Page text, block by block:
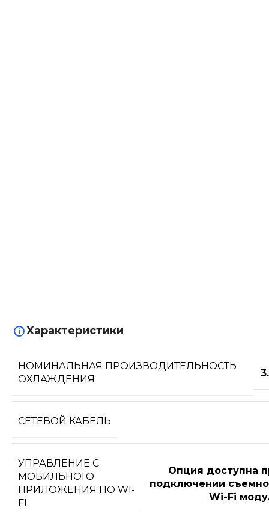
Характеристики
НОМИНАЛЬНАЯ ПРОИЗВОДИТЕЛЬНОСТЬ
ОХЛАЖДЕНИЯ
СЕТЕВОЙ КАБЕЛЬ
УПРАВЛЕНИЕ C
МОБИЛЬНОГО
ПРИЛОЖЕНИЯ ПО WI-
FI
Опция доступна
подключении
Wi-Fi